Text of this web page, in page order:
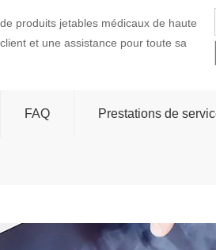
produits jetables médicaux de haute
et une assistance pour toute sa
FAQ Prestations de